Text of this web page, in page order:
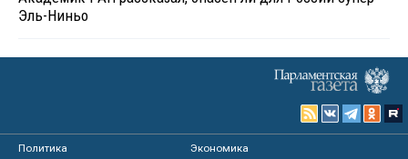
Эль-Ниньо
Политика
Экономика